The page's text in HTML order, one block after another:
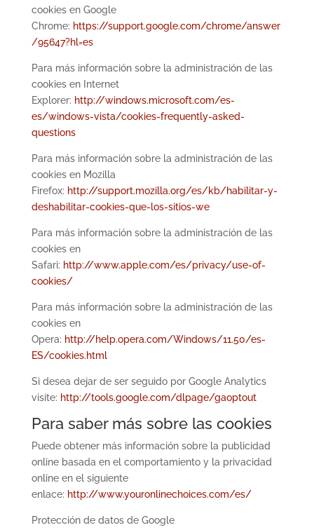
cookies en Google
Chrome: https://support.google.com/chrome/answer
/95647?hl=es
Para más información sobre la administración de las
cookies en Internet
Explorer: http://windows.microsoft.com/es-
es/windows-vista/cookies-frequently-asked-
questions
Para más información sobre la administración de las
cookies en Mozilla
Firefox: http://support.mozilla.org/es/kb/habilitar-y-
deshabilitar-cookies-que-los-sitios-we
Para más información sobre la administración de las
cookies en
Safari: http://www.apple.com/es/privacy/use-of-
cookies/
Para más información sobre la administración de las
cookies en
Opera: http://help.opera.com/Windows/11.50/es-
ES/cookies.html
Si desea dejar de ser seguido por Google Analytics
visite: http://tools.google.com/dlpage/gaoptout
Para saber más sobre las cookies
Puede obtener más información sobre la publicidad
online basada en el comportamiento y la privacidad
online en el siguiente
enlace: http://www.youronlinechoices.com/es/
Protección de datos de Google